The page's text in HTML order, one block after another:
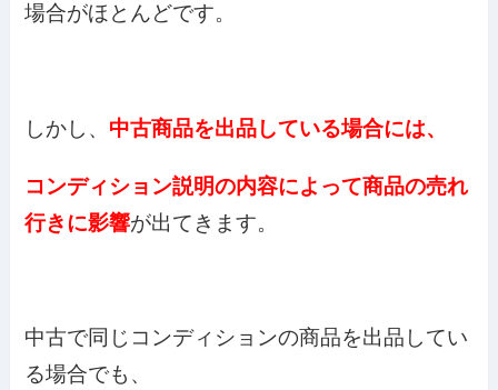
場合がほとんどです。
しかし、 中古商品を出品している場合には、
コンディション説明の内容によって商品の売れ
行きに影響が出てきます。
中古で同じコンディションの商品を出品してい
る場合でも、